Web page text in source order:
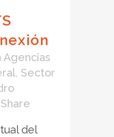
Agencias
, Sector
Share
del